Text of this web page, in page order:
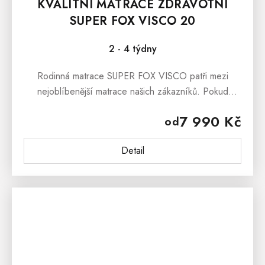
KVALITNÍ MATRACE ZDRAVOTNÍ
SUPER FOX VISCO 20
2 - 4 týdny
od7 990 Kč
Detail
Rodinná matrace SUPER FOX VISCO patři mezi
nejoblíbenější matrace našich zákazníků. Pokud
s vynikajícími ortopedickými...